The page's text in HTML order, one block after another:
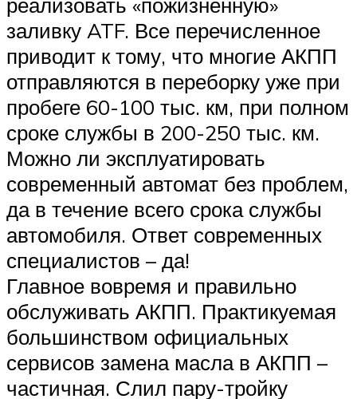
заливку ATF. Все перечисленное
приводит к тому, что многие АКПП
отправляются в переборку уже при
пробеге 60-100 тыс. км, при полном
сроке службы в 200-250 тыс. км.
Можно ли эксплуатировать
современный автомат без проблем,
да в течение всего срока службы
автомобиля. Ответ современных
специалистов – да!
Главное вовремя и правильно
обслуживать АКПП. Практикуемая
большинством официальных
сервисов замена масла в АКПП –
частичная. Слил пару-тройку